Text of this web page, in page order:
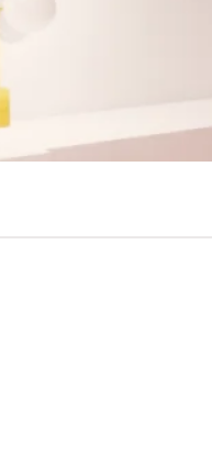
l’aménager ? Peut-être
étroite et toute en